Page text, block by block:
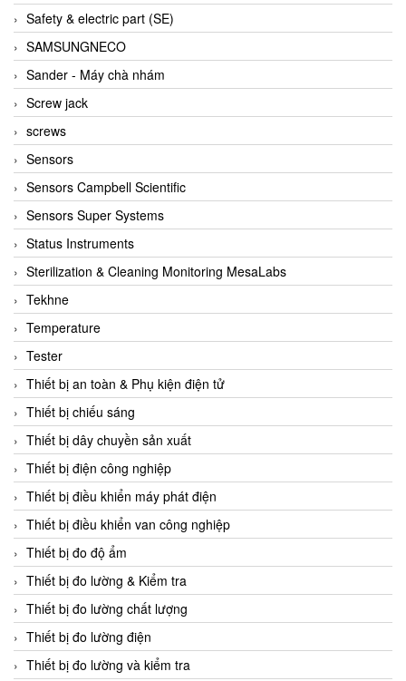
Buhler
BURLING INSTRUMENTS
Burster
BUSCHJOST
Calectro
Campbell Scientific
Canneed Vietnam
Cantoni
CAPS
CAREL Parts
CCS
CD Automation
CEAG Sicherheitst
CEIA Vietnam
Celduc Vietnam
Cemb
Centec GmbH
CEQUBE
CHAUVIN ARNOUX
Checkline
Chino
Chiyoda Seiki
Chiyoda-Tsusho
Chongqing Huaneng
Safety & electric part (SE)
SAMSUNGNECO
Sander - Máy chà nhám
Screw jack
screws
Sensors
Sensors Campbell Scientific
Sensors Super Systems
Status Instruments
Sterilization & Cleaning Monitoring MesaLabs
Tekhne
Temperature
Tester
Thiết bị an toàn & Phụ kiện điện tử
Thiết bị chiếu sáng
Thiết bị dây chuyền sản xuất
Thiết bị điện công nghiệp
Thiết bị điều khiển máy phát điện
Thiết bị điều khiển van công nghiệp
Thiết bị đo độ ẩm
Thiết bị đo lường & Kiểm tra
Thiết bị đo lường chất lượng
Thiết bị đo lường điện
Thiết bị đo lường và kiểm tra